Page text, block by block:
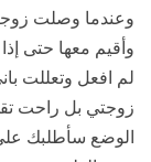
وعندما وصلت
وأقيم معها حتى
لم افعل وتعللت
زوجتي بل راحت
الوضع سأطلبك على